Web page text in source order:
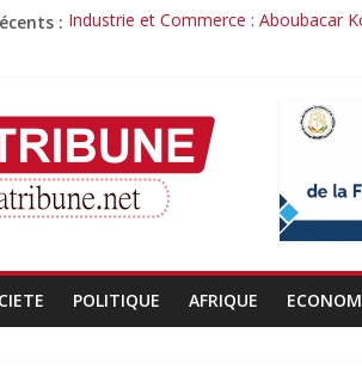
: Industrie et Commerce : Aboubacar
Djiba Diakité reconduit : la
Le parcours inspirant d’un officier au
POLITIQUE AFRIQUE